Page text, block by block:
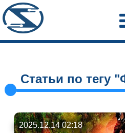
Статьи по тегу
2025.12.14 02:18